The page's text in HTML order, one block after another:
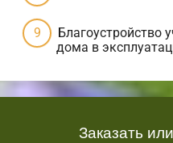
Благоустройство
дома в
Заказать